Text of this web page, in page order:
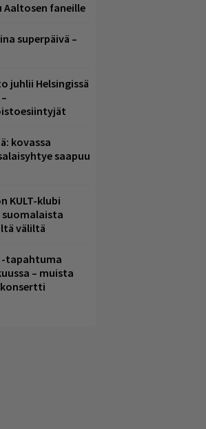
Aaltosen faneille
superpäivä –
juhlii Helsingissä
kovassa
saapuu
KULT-klubi
väliltä
-tapahtuma
– muista